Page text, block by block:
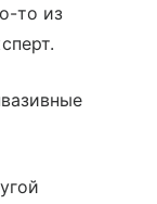
то из